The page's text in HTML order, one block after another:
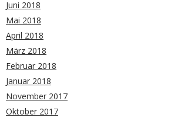
Juni 2018
Mai 2018
April 2018
März 2018
Februar 2018
Januar 2018
November 2017
Oktober 2017